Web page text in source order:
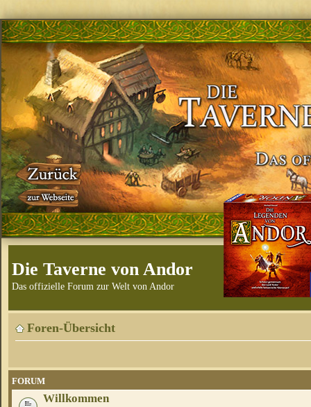
Die Taverne von Andor
Das offizielle Forum zur Welt von Andor
Foren-Übersicht
FORUM
Willkommen